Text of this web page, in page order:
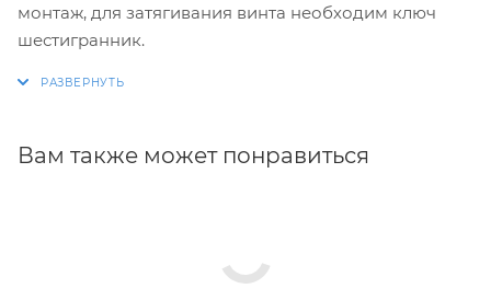
монтаж, для затягивания винта необходим ключ
шестигранник.
Вам также может понравиться